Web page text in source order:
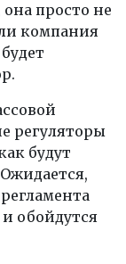
она просто не
компания
регуляторы
будут
Ожидается,
обойдутся